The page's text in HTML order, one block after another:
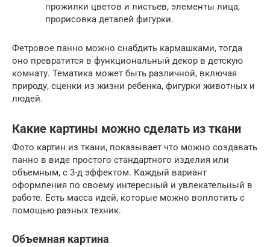
прожилки цветов и листьев, элементы лица,
прорисовка деталей фигурки.
Фетровое панно можно снабдить кармашками, тогда
оно превратится в функциональный декор в детскую
комнату. Тематика может быть различной, включая
природу, сценки из жизни ребенка, фигурки животных и
людей.
Какие картины можно сделать из ткани
Фото картин из ткани, показывает что можно создавать
панно в виде простого стандартного изделия или
объемным, с 3-д эффектом. Каждый вариант
оформления по своему интересный и увлекательный в
работе. Есть масса идей, которые можно воплотить с
помощью разных техник.
Объемная картина